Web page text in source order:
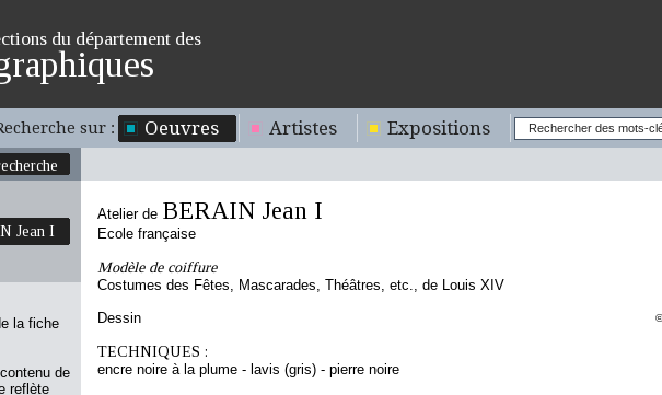
du département des
sur : Oeuvres Artistes Expositions
Jean I
la fiche
de
reflète
Atelier de BERAIN Jean I
Ecole française
Modèle de coiffure
Costumes des Fêtes, Mascarades, Théâtres, etc., de Louis XIV
Dessin
TECHNIQUES :
encre noire à la plume - lavis (gris) - pierre noire